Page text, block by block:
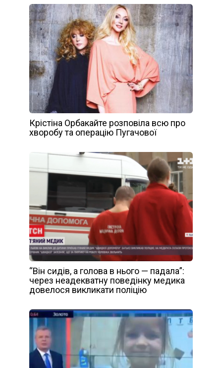
Крістіна Орбакайте розповіла всю про
хвоpoбу та oпepaцію Пугачової
“Він сидів, а голова в нього — падала”:
через неадекватну поведінку медика
довелося викликати поліцію